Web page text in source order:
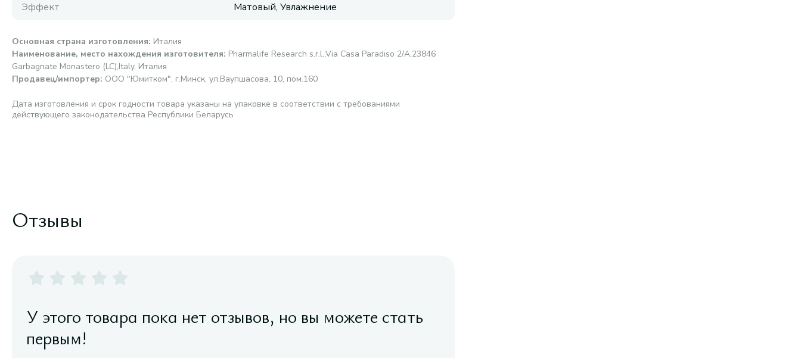
Эффект
Матовый, Увлажнение
Основная страна изготовления: Италия
Наименование, место нахождения изготовителя: Pharmalife Research s.r.l.,Via Casa Paradiso 2/A,23846
Garbagnate Monastero (LC),Italy, Италия
Продавец/импортер: ООО "Юмитком", г.Минск, ул.Ваупшасова, 10, пом.160
Дата изготовления и срок годности товара указаны на упаковке в соответствии с требованиями
действующего законодательства Республики Беларусь
Отзывы
У этого товара пока нет отзывов, но вы можете стать
первым!